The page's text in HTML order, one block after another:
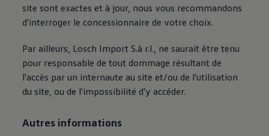
site sont exactes et à jour, nous vous recommandons
d'interroger le concessionnaire de votre choix.
Par ailleurs, Losch Import S.à r.l., ne saurait être tenu
pour responsable de tout dommage résultant de
l'accès par un internaute au site et/ou de l'utilisation
du site, ou de l'impossibilité d'y accéder.
Autres informations